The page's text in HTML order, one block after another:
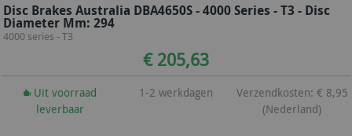
Disc Brakes Australia DBA4650S - 4000 Series - T3 - Disc
Diameter Mm: 294
4000 series - T3
€ 205,63
Uit voorraad
leverbaar
1-2 werkdagen
Verzendkosten: € 8,95
(Nederland)